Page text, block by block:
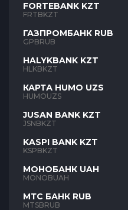
FORTEBANK KZT
FRTBKZT
ГАЗПРОМБАНК RUB
GPBRUB
HALYKBANK KZT
HLKBKZT
КАРТА HUMO UZS
HUMOUZS
JUSAN BANK KZT
JSNBKZT
KASPI BANK KZT
KSPBKZT
МОНОБАНК UAH
MONOBUAH
МТС БАНК RUB
MTSBRUB